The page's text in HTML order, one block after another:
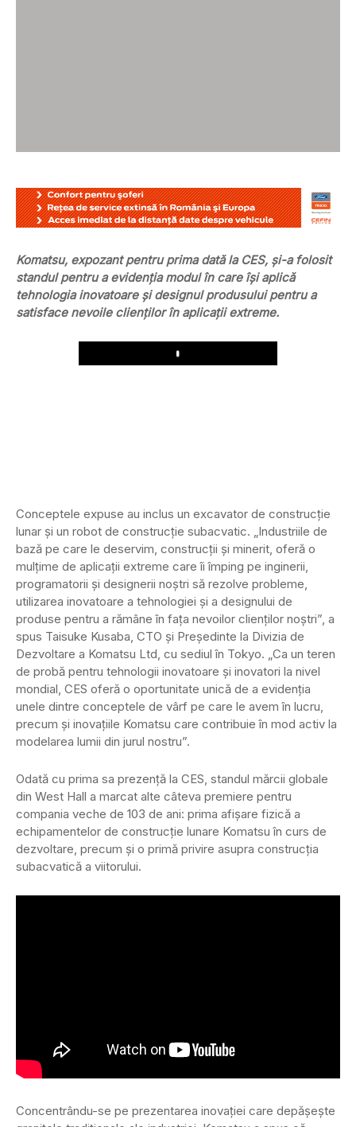
Komatsu, expozant pentru prima dată la CES, și-a folosit
standul pentru a evidenția modul în care își aplică
tehnologia inovatoare și designul produsului pentru a
satisface nevoile clienților în aplicații extreme.
Play
Conceptele expuse au inclus un excavator de construcție
lunar și un robot de construcție subacvatic. „Industriile de
bază pe care le deservim, construcții și minerit, oferă o
mulțime de aplicații extreme care îi împing pe inginerii,
programatorii și designerii noștri să rezolve probleme,
utilizarea inovatoare a tehnologiei și a designului de
produse pentru a rămâne în fața nevoilor clienților noștri”, a
spus Taisuke Kusaba, CTO și Președinte la Divizia de
Dezvoltare a Komatsu Ltd, cu sediul în Tokyo. „Ca un teren
de probă pentru tehnologii inovatoare și inovatori la nivel
mondial, CES oferă o oportunitate unică de a evidenția
unele dintre conceptele de vârf pe care le avem în lucru,
precum și inovațiile Komatsu care contribuie în mod activ la
modelarea lumii din jurul nostru”.
Odată cu prima sa prezență la CES, standul mărcii globale
din West Hall a marcat alte câteva premiere pentru
compania veche de 103 de ani: prima afișare fizică a
echipamentelor de construcție lunare Komatsu în curs de
dezvoltare, precum și o primă privire asupra construcția
subacvatică a viitorului.
Concentrându-se pe prezentarea inovației care depășește